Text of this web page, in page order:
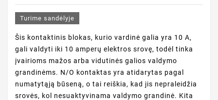
Turime sandėlyje
Šis kontaktinis blokas, kurio vardinė galia yra 10 A,
gali valdyti iki 10 amperų elektros srovę, todėl tinka
įvairioms mažos arba vidutinės galios valdymo
grandinėms. N/O kontaktas yra atidarytas pagal
numatytąją būseną, o tai reiškia, kad jis nepraleidžia
srovės, kol nesuaktyvinama valdymo grandinė. Kita